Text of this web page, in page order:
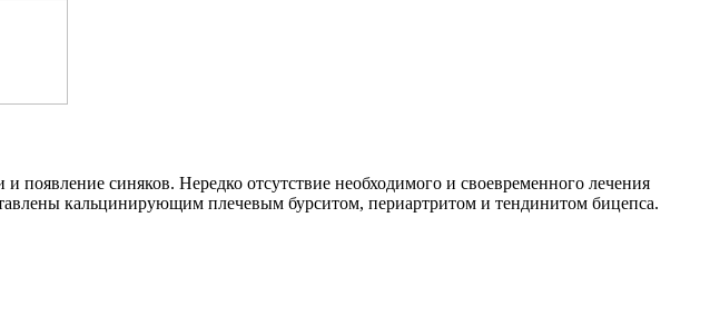
появление синяков. Нередко отсутствие необходимого и своевременного лечения
кальцинирующим плечевым бурситом, периартритом и тендинитом бицепса.